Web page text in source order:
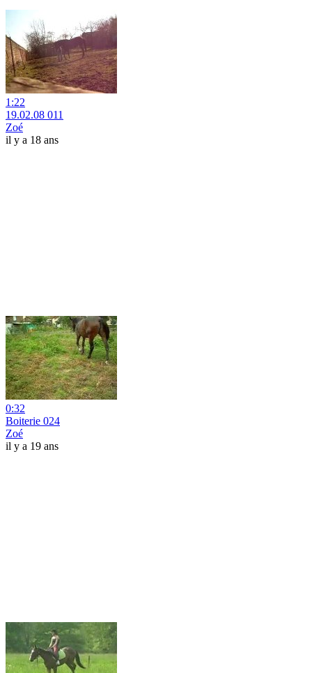
1:22
19.02.08 011
Zoé
il y a 18 ans
0:32
Boiterie 024
Zoé
il y a 19 ans